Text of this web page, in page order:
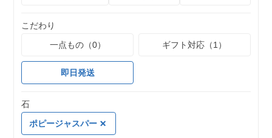
こだわり
一点もの（0）
ギフト対応（1）
即日発送
石
ポピージャスパー